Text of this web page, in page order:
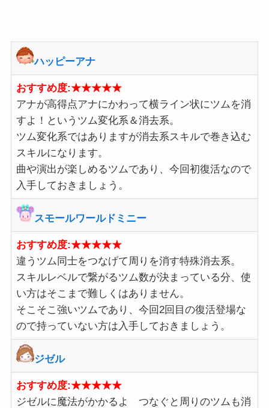
ハッピーアナ
おすすめ度:★★★★★
アナが高得点アナにかわって横ライン状にツムを消
すよ！というツム変化系＆消去系。
ツム変化系ではありますが消去系スキルで巻き込む
スキルになります。
曲や演出が楽しめるツムであり、今回初復活なので
入手しておきましょう。
スモールワールドミニー
おすすめ度:★★★★★
違うツム同士をつなげて周りを消す特殊消去系。
スキルレベルで繋がるツム数が決まっている分、使
い方はそこまで難しくはありません。
そこそこ強いツムであり、今回2回目の復活登場な
ので持っていない方は入手しておきましょう。
ジゼル
おすすめ度:★★★★★
ジゼルに魔法がかかるよ つなぐと周りのツムも消